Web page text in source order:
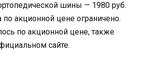
шины — 1980 руб.
по акционной цене ограничено.
по акционной цене, также
сайте.